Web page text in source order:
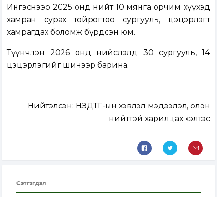
Ингэснээр 2025 онд нийт 10 мянга орчим хүүхэд
хамран сурах тойрогтоо сургууль, цэцэрлэгт
хамрагдах боломж бүрдсэн юм.
Түүнчлэн 2026 онд нийслэлд 30 сургууль, 14
цэцэрлэгийг шинээр барина.
Нийтэлсэн: НЗДТГ-ын хэвлэл мэдээлэл, олон
нийттэй харилцах хэлтэс
Сэтгэгдэл